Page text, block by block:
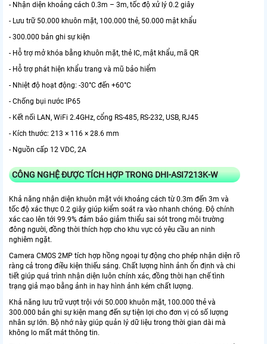
- Nhận diện khoảng cách 0.3m – 3m, tốc độ xử lý 0.2 giây
- Lưu trữ 50.000 khuôn mặt, 100.000 thẻ, 50.000 mật khẩu
- 300.000 bản ghi sự kiện
- Hỗ trợ mở khóa bằng khuôn mặt, thẻ IC, mật khẩu, mã QR
- Hỗ trợ phát hiện khẩu trang và mũ bảo hiểm
- Nhiệt độ hoạt động: -30°C đến +60°C
- Chống bụi nước IP65
- Kết nối LAN, WiFi 2.4GHz, cổng RS-485, RS-232, USB, RJ45
- Kích thước: 213 × 116 × 28.6 mm
- Nguồn cấp 12 VDC, 2A
CÔNG NGHỆ ĐƯỢC TÍCH HỢP TRONG DHI-ASI7213K-W
Khả năng nhận diện khuôn mặt với khoảng cách từ 0.3m đến 3m và
tốc độ xác thực 0.2 giây giúp kiểm soát ra vào nhanh chóng. Độ chính
xác cao lên tới 99.9% đảm bảo giảm thiểu sai sót trong môi trường
đông người, đồng thời thích hợp cho khu vực có yêu cầu an ninh
nghiêm ngặt.
Camera CMOS 2MP tích hợp hồng ngoại tự động cho phép nhận diện rõ
ràng cả trong điều kiện thiếu sáng. Chất lượng hình ảnh ổn định và chi
tiết giúp quá trình nhận diện luôn chính xác, đồng thời hạn chế tình
trạng giả mạo bằng ảnh in hay hình ảnh kém chất lượng.
Khả năng lưu trữ vượt trội với 50.000 khuôn mặt, 100.000 thẻ và
300.000 bản ghi sự kiện mang đến sự tiện lợi cho đơn vị có số lượng
nhân sự lớn. Bộ nhớ này giúp quản lý dữ liệu trong thời gian dài mà
không lo mất mát thông tin.